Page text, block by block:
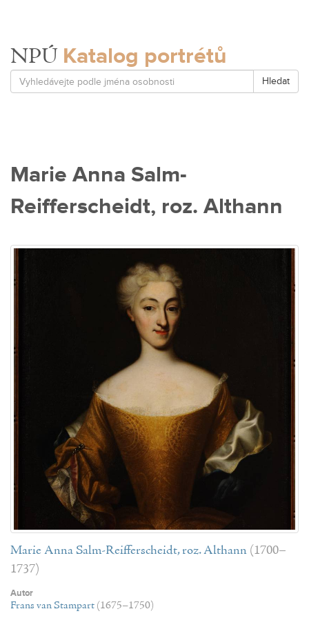
NPÚ Katalog portrétů
Hledat
Marie Anna Salm-
Reifferscheidt, roz. Althann
Marie Anna Salm-Reifferscheidt, roz. Althann (1700–
1737)
Autor
Frans van Stampart (1675–1750)